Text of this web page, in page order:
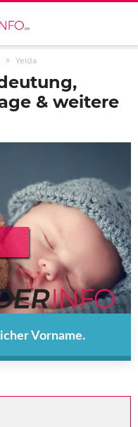
Yelda
& weitere
Vorname.